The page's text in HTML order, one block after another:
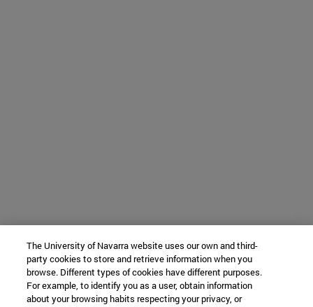
The University of Navarra website uses our own and third-
party cookies to store and retrieve information when you
browse. Different types of cookies have different purposes.
For example, to identify you as a user, obtain information
about your browsing habits respecting your privacy, or